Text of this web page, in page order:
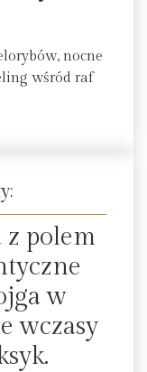
nocne
wśród raf
polem
w
wczasy